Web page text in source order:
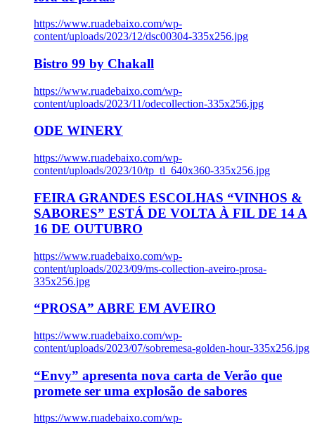
https://www.ruadebaixo.com/wp-
content/uploads/2023/12/dsc00304-335x256.jpg
Bistro 99 by Chakall
https://www.ruadebaixo.com/wp-
content/uploads/2023/11/odecollection-335x256.jpg
ODE WINERY
https://www.ruadebaixo.com/wp-
content/uploads/2023/10/tp_tl_640x360-335x256.jpg
FEIRA GRANDES ESCOLHAS “VINHOS &
SABORES” ESTÁ DE VOLTA À FIL DE 14 A
16 DE OUTUBRO
https://www.ruadebaixo.com/wp-
content/uploads/2023/09/ms-collection-aveiro-prosa-
335x256.jpg
“PROSA” ABRE EM AVEIRO
https://www.ruadebaixo.com/wp-
content/uploads/2023/07/sobremesa-golden-hour-335x256.jpg
“Envy” apresenta nova carta de Verão que
promete ser uma explosão de sabores
https://www.ruadebaixo.com/wp-